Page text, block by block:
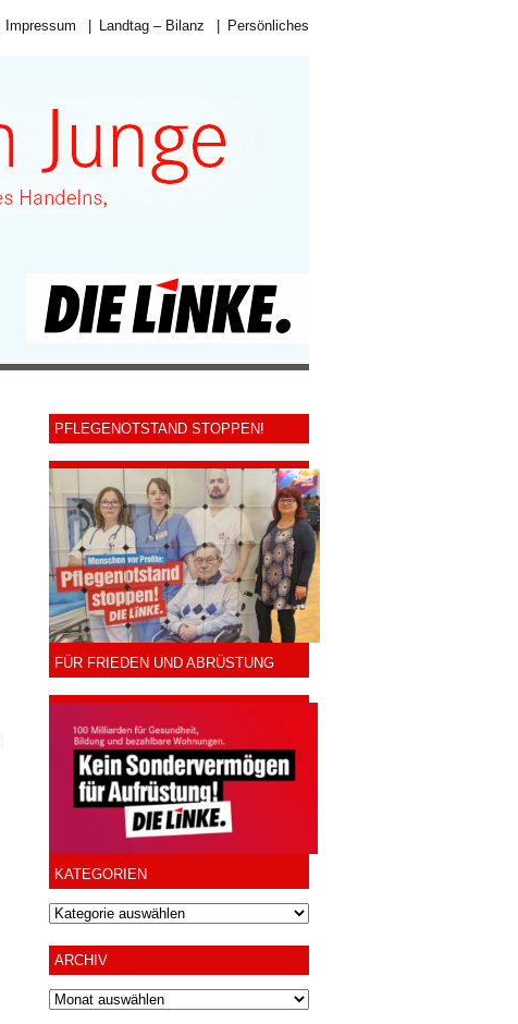
Impressum Landtag – Bilanz Persönliches
PFLEGENOTSTAND STOPPEN!
FÜR FRIEDEN UND ABRÜSTUNG
KATEGORIEN
ARCHIV
Archiv